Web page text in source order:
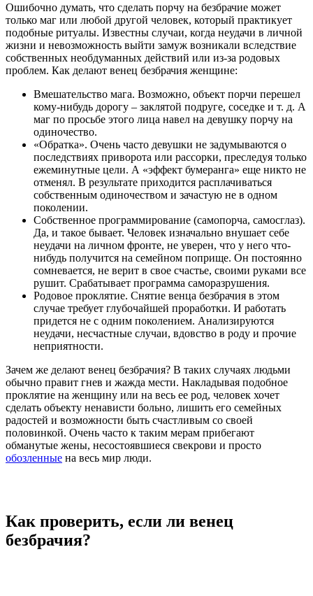
Ошибочно думать, что сделать порчу на безбрачие может
только маг или любой другой человек, который практикует
подобные ритуалы. Известны случаи, когда неудачи в личной
жизни и невозможность выйти замуж возникали вследствие
собственных необдуманных действий или из-за родовых
проблем. Как делают венец безбрачия женщине:
Вмешательство мага. Возможно, объект порчи перешел
кому-нибудь дорогу – заклятой подруге, соседке и т. д. А
маг по просьбе этого лица навел на девушку порчу на
одиночество.
«Обратка». Очень часто девушки не задумываются о
последствиях приворота или рассорки, преследуя только
ежеминутные цели. А «эффект бумеранга» еще никто не
отменял. В результате приходится расплачиваться
собственным одиночеством и зачастую не в одном
поколении.
Собственное программирование (самопорча, самосглаз).
Да, и такое бывает. Человек изначально внушает себе
неудачи на личном фронте, не уверен, что у него что-
нибудь получится на семейном поприще. Он постоянно
сомневается, не верит в свое счастье, своими руками все
рушит. Срабатывает программа саморазрушения.
Родовое проклятие. Снятие венца безбрачия в этом
случае требует глубочайшей проработки. И работать
придется не с одним поколением. Анализируются
неудачи, несчастные случаи, вдовство в роду и прочие
неприятности.
Зачем же делают венец безбрачия? В таких случаях людьми
обычно правит гнев и жажда мести. Накладывая подобное
проклятие на женщину или на весь ее род, человек хочет
сделать объекту ненависти больно, лишить его семейных
радостей и возможности быть счастливым со своей
половинкой. Очень часто к таким мерам прибегают
обманутые жены, несостоявшиеся свекрови и просто
обозленные на весь мир люди.
Как проверить, если ли венец
безбрачия?